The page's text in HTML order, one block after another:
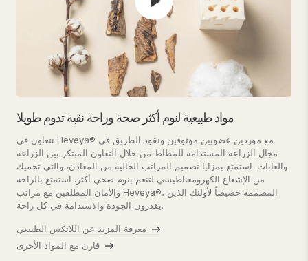
مواد طبيعية لنوم أكثر صحة وراحة نقية تدوم طويلا
نتعاون في Heveya® مع موردين عضويين موثوقين ونقود الطريق في
مجال الزراعة المستدامة للمطاط من خلال التعاون المبتكر بين الزراعة
والغابات. استمتع بمزايا تصميم المراتب الخالية من المعادن، والتي تحميك
من الإشعاع الكهرومغناطيسي لتنعم بنوم صحي أكثر. استمتع بالراحة
والأمان المطلقين مع مراتب Heveya®، المصممة خصيصاً لأولئك الذين
يقدرون الجودة والاستدامة في كل راحة.
معرفة المزيد عن اللاتكس الطبيعي
قارن مع المواد الأخرى